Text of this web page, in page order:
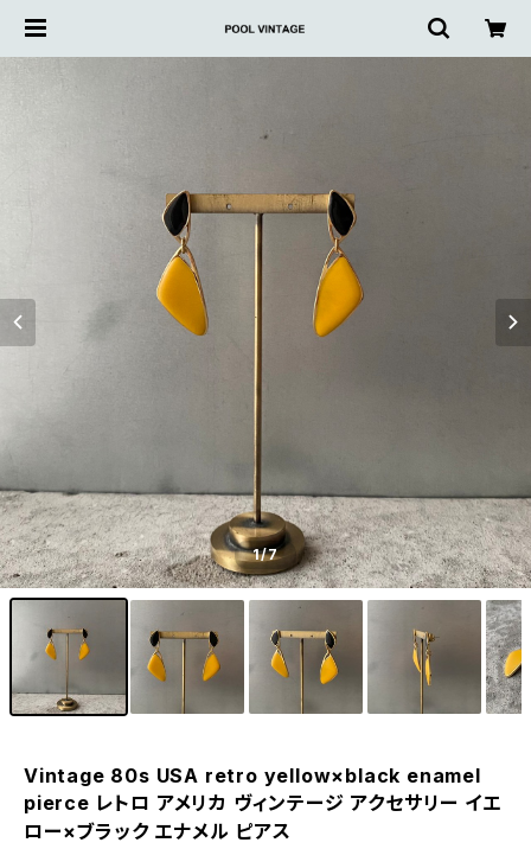
1/7
Vintage 80s USA retro yellow×black enamel
pierce レトロ アメリカ ヴィンテージ アクセサリー イエ
ロー×ブラック エナメル ピアス